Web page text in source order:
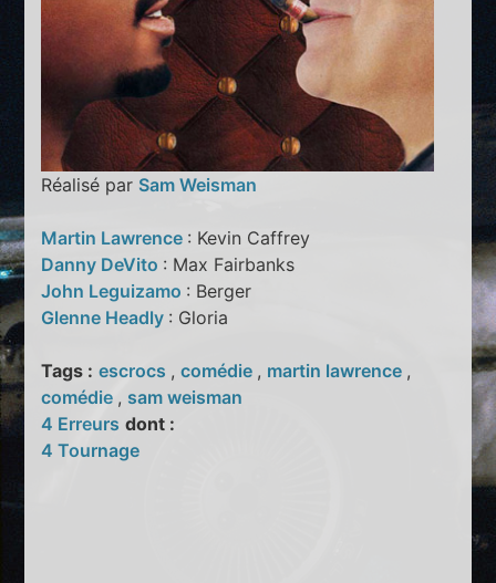
Réalisé par Sam Weisman
Martin Lawrence : Kevin Caffrey
Danny DeVito : Max Fairbanks
John Leguizamo : Berger
Glenne Headly : Gloria
Tags : escrocs ,comédie , martin lawrence ,
comédie , sam weisman
4 Erreurs dont :
4 Tournage